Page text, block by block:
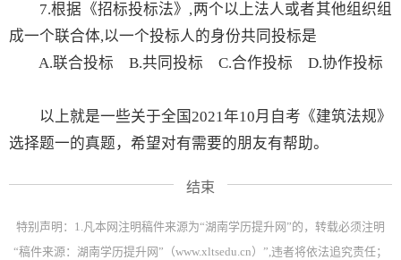
7.根据《招标投标法》,两个以上法人或者其他组织组
成一个联合体,以一个投标人的身份共同投标是
A.联合投标 B.共同投标 C.合作投标 D.协作投标
以上就是一些关于全国2021年10月自考《建筑法规》
选择题一的真题，希望对有需要的朋友有帮助。
结束
特别声明：1.凡本网注明稿件来源为“湖南学历提升网”的，转载必须注明
“稿件来源：湖南学历提升网”（www.xltsedu.cn）”,违者将依法追究责任；